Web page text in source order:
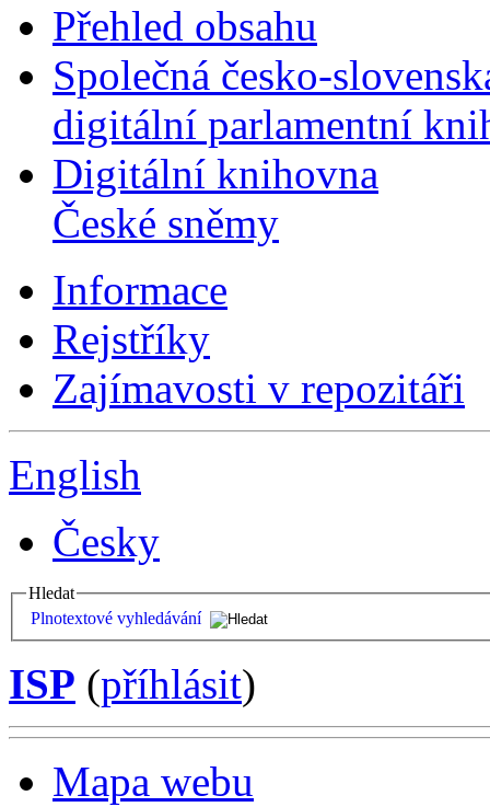
Přehled obsahu
Společná česko-
digitální parlamentní
Digitální knihovna
České sněmy
Informace
Rejstříky
Zajímavosti v repozitáři
English
Česky
Hledat
Plnotextové vyhledávání
ISP (příhlásit)
Mapa webu